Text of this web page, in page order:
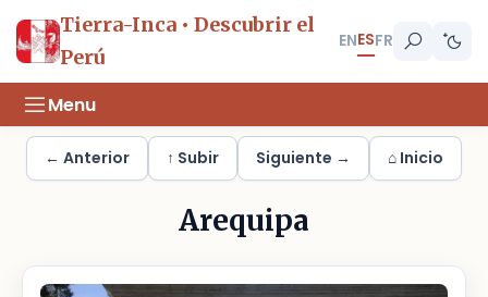
Tierra-Inca • Descubrir el
Perú
ENESFR
Menu
← Anterior ↑ Subir Siguiente → ⌂ Inicio
Arequipa